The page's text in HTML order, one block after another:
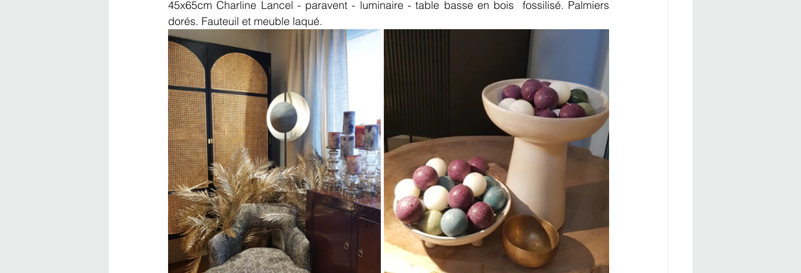
45x65cm Charline Lancel - paravent - luminaire - table basse en bois  fossilisé. Palmiers
dorés. Fauteuil et meuble laqué.